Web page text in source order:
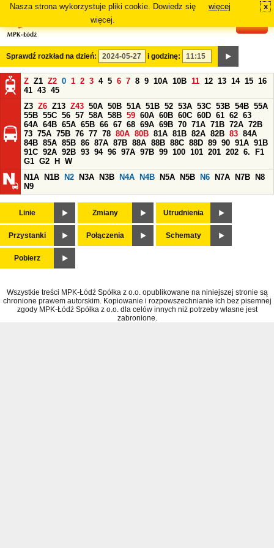
Nasza strona wykorzystuje pliki cookie. Dowiedz się
więcej.
więcej x
Sprawdź rozkład na dzień: i godzinę:
Z Z1 Z2 0 1 2 3 4 5 6 7 8 9 10A 10B 11 12 13 14 15 16
41 43 45
Z3 Z6 Z13 Z43 50A 50B 51A 51B 52 53A 53C 53B 54B 55A
55B 55C 56 57 58A 58B 59 60A 60B 60C 60D 61 62 63
64A 64B 65A 65B 66 67 68 69A 69B 70 71A 71B 72A 72B
73 75A 75B 76 77 78 80A 80B 81A 81B 82A 82B 83 84A
84B 85A 85B 86 87A 87B 88A 88B 88C 88D 89 90 91A 91B
91C 92A 92B 93 94 96 97A 97B 99 100 101 201 202 6.
F1
G1 G2 H
W
N1A
N1B N2 N3A N3B N4A N4B N5A N5B N6 N7A N7B
N8
N9
Linie Zmiany Utrudnienia
Przystanki Połączenia Schematy
Pobierz
Wszystkie treści MPK-Łódź Spółka z o.o. opublikowane na niniejszej stronie są
chronione prawem autorskim. Kopiowanie i rozpowszechnianie ich bez pisemnej
zgody MPK-Łódź Spółka z o.o. dla celów innych niż potrzeby własne jest
zabronione.